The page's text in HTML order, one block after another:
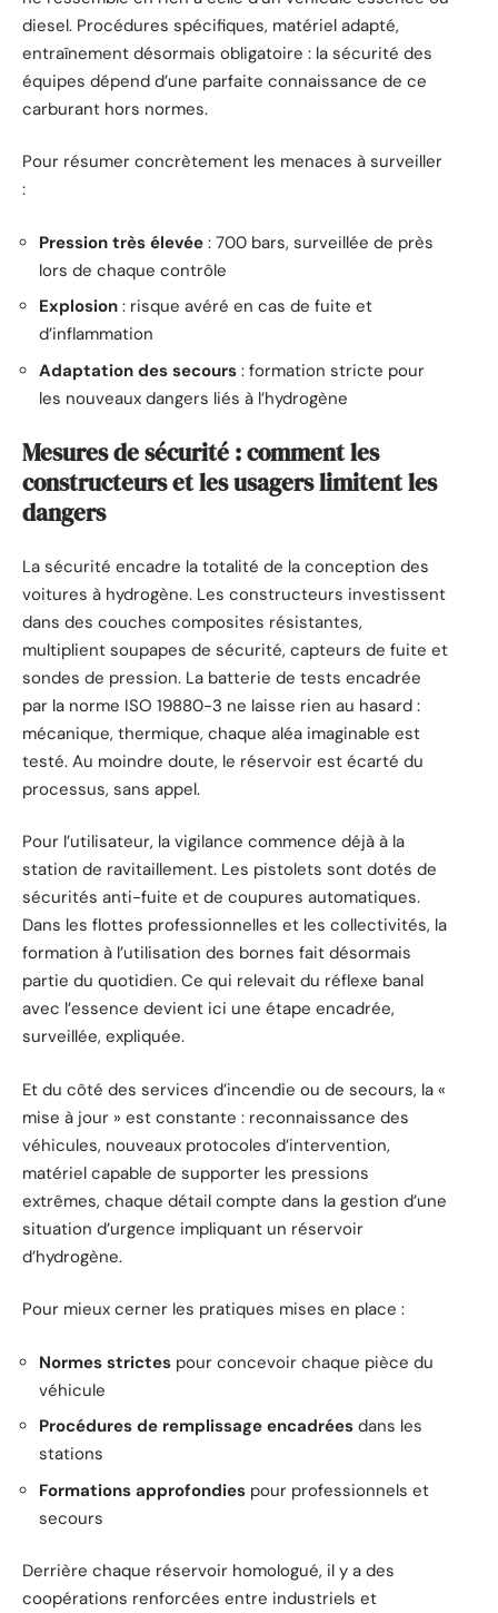
diesel. Procédures spécifiques, matériel adapté,
entraînement désormais obligatoire : la sécurité des
équipes dépend d’une parfaite connaissance de ce
carburant hors normes.
Pour résumer concrètement les menaces à surveiller
:
Pression très élevée : 700 bars, surveillée de près
lors de chaque contrôle
Explosion : risque avéré en cas de fuite et
d’inflammation
Adaptation des secours : formation stricte pour
les nouveaux dangers liés à l’hydrogène
Mesures de sécurité : comment les
constructeurs et les usagers limitent les
dangers
La sécurité encadre la totalité de la conception des
voitures à hydrogène. Les constructeurs investissent
dans des couches composites résistantes,
multiplient soupapes de sécurité, capteurs de fuite et
sondes de pression. La batterie de tests encadrée
par la norme ISO 19880-3 ne laisse rien au hasard :
mécanique, thermique, chaque aléa imaginable est
testé. Au moindre doute, le réservoir est écarté du
processus, sans appel.
Pour l’utilisateur, la vigilance commence déjà à la
station de ravitaillement. Les pistolets sont dotés de
sécurités anti-fuite et de coupures automatiques.
Dans les flottes professionnelles et les collectivités, la
formation à l’utilisation des bornes fait désormais
partie du quotidien. Ce qui relevait du réflexe banal
avec l’essence devient ici une étape encadrée,
surveillée, expliquée.
Et du côté des services d’incendie ou de secours, la «
mise à jour » est constante : reconnaissance des
véhicules, nouveaux protocoles d’intervention,
matériel capable de supporter les pressions
extrêmes, chaque détail compte dans la gestion d’une
situation d’urgence impliquant un réservoir
d’hydrogène.
Pour mieux cerner les pratiques mises en place :
Normes strictes pour concevoir chaque pièce du
véhicule
Procédures de remplissage encadrées dans les
stations
Formations approfondies pour professionnels et
secours
Derrière chaque réservoir homologué, il y a des
coopérations renforcées entre industriels et